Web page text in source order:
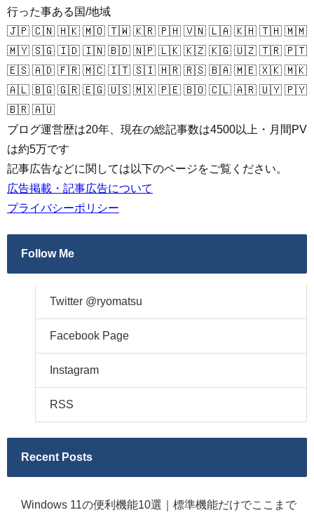
行った事ある国/地域
🇯🇵 🇨🇳 🇭🇰 🇲🇴 🇹🇼 🇰🇷 🇵🇭 🇻🇳 🇱🇦 🇰🇭 🇹🇭 🇲🇲
🇲🇾 🇸🇬 🇮🇩 🇮🇳 🇧🇩 🇳🇵 🇱🇰 🇰🇿 🇰🇬 🇺🇿 🇹🇷 🇵🇹
🇪🇸 🇦🇩 🇫🇷 🇲🇨 🇮🇹 🇸🇮 🇭🇷 🇷🇸 🇧🇦 🇲🇪 🇽🇰 🇲🇰
🇦🇱 🇧🇬 🇬🇷 🇪🇬 🇺🇸 🇲🇽 🇵🇪 🇧🇴 🇨🇱 🇦🇷 🇺🇾 🇵🇾
🇧🇷 🇦🇺
ブログ運営歴は20年、現在の総記事数は4500以上・月間PV
は約5万です
記事広告などに関しては以下のページをご覧ください。
広告掲載・記事広告について
プライバシーポリシー
Follow Me
Twitter @ryomatsu
Facebook Page
Instagram
RSS
Recent Posts
Windows 11の便利機能10選｜標準機能だけでここまで